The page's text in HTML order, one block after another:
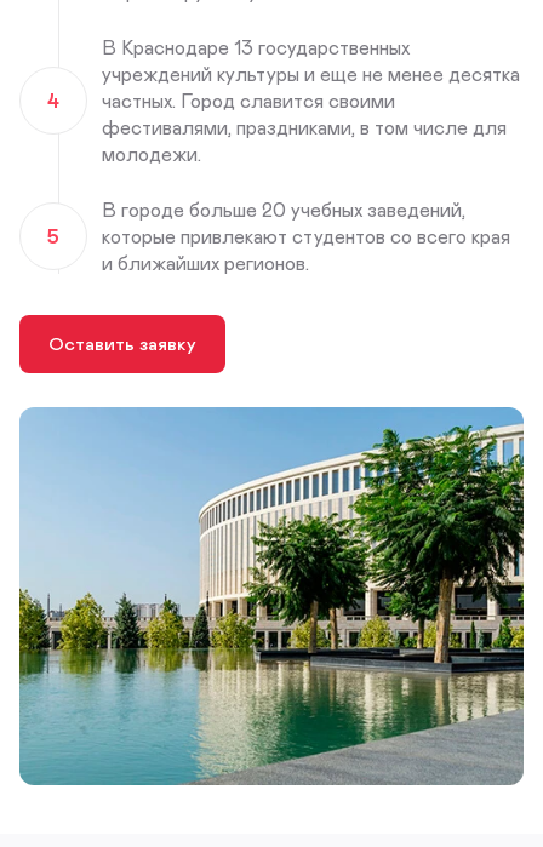
4
В Краснодаре 13 государственных
учреждений культуры и еще не менее десятка
частных. Город славится своими
фестивалями, праздниками, в том числе для
молодежи.
5
В городе больше 20 учебных заведений,
которые привлекают студентов со всего края
и ближайших регионов.
Оставить заявку